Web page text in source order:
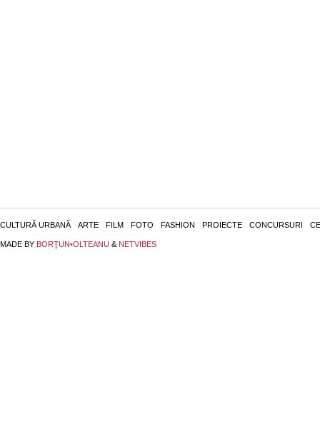
CULTURĂ URBANĂ ARTE FILM FOTO FASHION PROIECTE CONCURSURI
MADE BY BORŢUN•OLTEANU & NETVIBES